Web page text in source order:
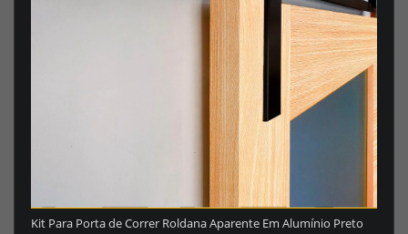
Kit Para Porta de Correr Roldana Aparente Em Alumínio Preto